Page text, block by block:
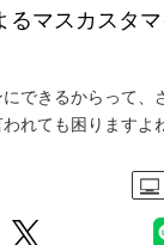
るマスカスタ
できるからって、
れても困りますよ